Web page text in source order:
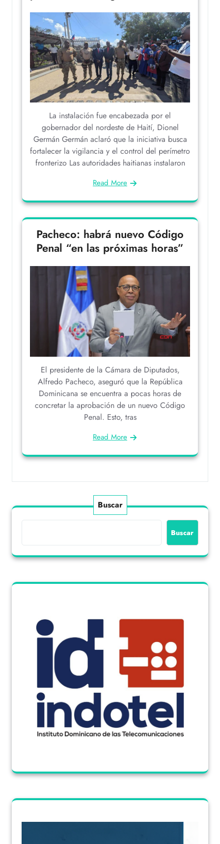
La instalación fue encabezada por el
gobernador del nordeste de Haití, Dionel
Germán Germán aclaró que la iniciativa busca
fortalecer la vigilancia y el control del perímetro
fronterizo Las autoridades haitianas instalaron
Read More
Pacheco: habrá nuevo Código
Penal “en las próximas horas”
El presidente de la Cámara de Diputados,
Alfredo Pacheco, aseguró que la República
Dominicana se encuentra a pocas horas de
concretar la aprobación de un nuevo Código
Penal. Esto, tras
Read More
Buscar
Buscar